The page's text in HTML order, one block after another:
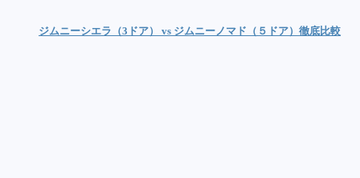
ジムニーシエラ（3ドア） vs ジムニーノマド（５ドア）徹底比較